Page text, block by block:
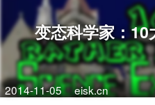
变态科学家：
2014-11-05 eisk.cn